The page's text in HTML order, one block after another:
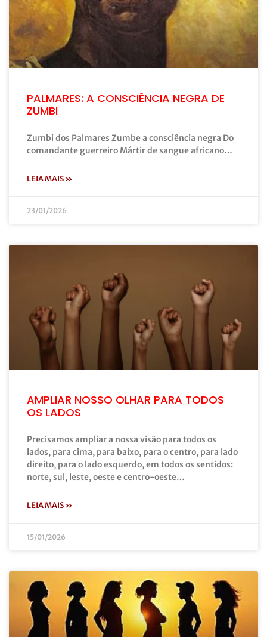
PALMARES: A CONSCIÊNCIA NEGRA DE
ZUMBI
Zumbi dos Palmares Zumbe a consciência negra Do
comandante guerreiro Mártir de sangue africano…
LEIA MAIS »
23/01/2026
AMPLIAR NOSSO OLHAR PARA TODOS
OS LADOS
Precisamos ampliar a nossa visão para todos os
lados, para cima, para baixo, para o centro, para lado
direito, para o lado esquerdo, em todos os sentidos:
norte, sul, leste, oeste e centro-oeste…
LEIA MAIS »
15/01/2026